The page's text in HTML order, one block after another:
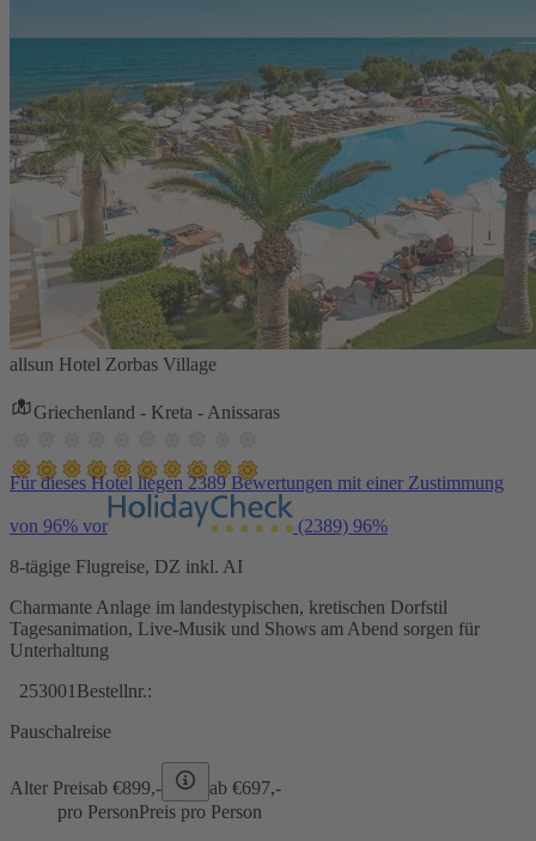
allsun Hotel Zorbas Village
Griechenland - Kreta - Anissaras
Für dieses Hotel liegen 2389 Bewertungen mit einer Zustimmung
von 96% vor (2389) 96%
8-tägige Flugreise, DZ inkl. AI
Charmante Anlage im landestypischen, kretischen Dorfstil
Tagesanimation, Live-Musik und Shows am Abend sorgen für
Unterhaltung
253001 Bestellnr.:
Pauschalreise
Alter Preisab €899,- ab €697,-
pro PersonPreis pro Person